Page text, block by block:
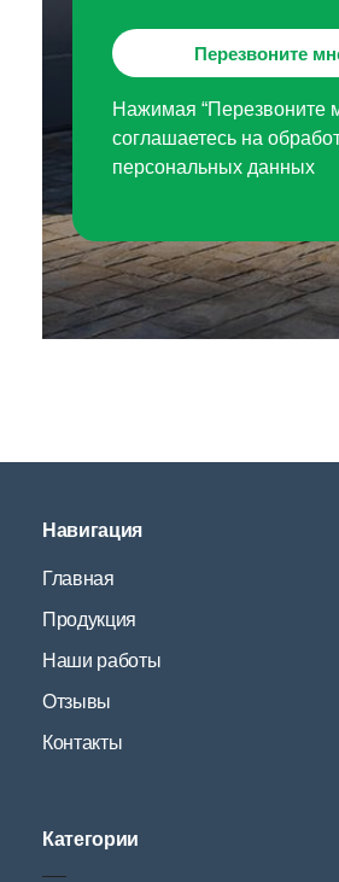
Перезвоните
Нажимая “Перезвоните
соглашаетесь на
персональных данных
Навигация
Главная
Продукция
Наши работы
Отзывы
Контакты
Категории